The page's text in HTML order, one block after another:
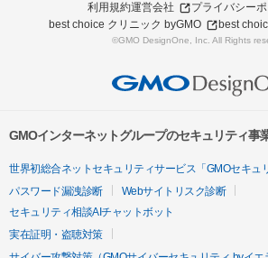
利用規約運営会社
プライバシー
best choice クリニック byGMO
best
©GMO DesignOne, Inc. All Rights
GMOインターネットグループのセキュリティ事
世界初総合ネットセキュリティサービス「GMOセキュ
パスワード漏洩診断
Webサイトリスク診断
セキュリティ相談AIチャットボット
実在証明・盗聴対策